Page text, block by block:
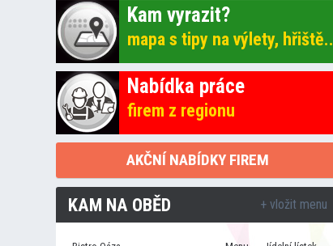
Kam vyrazit?
mapa s tipy na výlety, hřiště..
Nabídka práce
firem z regionu
AKČNÍ NABÍDKY FIREM
KAM NA OBĚD + vložit menu